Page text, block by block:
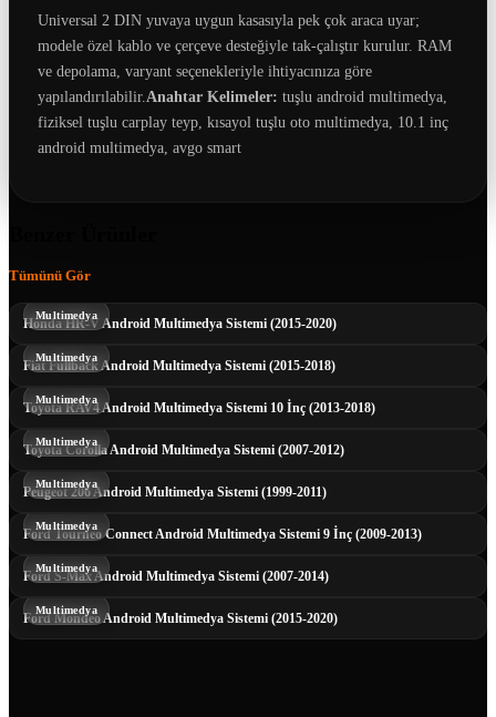
Universal 2 DIN yuvaya uygun kasasıyla pek çok araca uyar;
modele özel kablo ve çerçeve desteğiyle tak-çalıştır kurulur. RAM
ve depolama, varyant seçenekleriyle ihtiyacınıza göre
yapılandırılabilir. Anahtar Kelimeler: tuşlu android multimedya,
fiziksel tuşlu carplay teyp, kısayol tuşlu oto multimedya, 10.1 inç
android multimedya, avgo smart
Tümünü Gör
Honda HR-V Android Multimedya Sistemi (2015-2020)
Multimedya
Fiat Fullback Android Multimedya Sistemi (2015-2018)
Multimedya
Toyota RAV4 Android Multimedya Sistemi 10 İnç (2013-2018)
Multimedya
Toyota Corolla Android Multimedya Sistemi (2007-2012)
Multimedya
Peugeot 206 Android Multimedya Sistemi (1999-2011)
Multimedya
Ford Tourneo Connect Android Multimedya Sistemi 9 İnç (2009-2013)
Multimedya
Ford S-Max Android Multimedya Sistemi (2007-2014)
Multimedya
Ford Mondeo Android Multimedya Sistemi (2015-2020)
Multimedya